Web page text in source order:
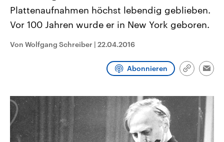
September 2026 einen neuen
Bundesland von einer Koalition aus
Umfragen, Prognosen,
Wahlprogramme, aktuelle Berichte
und Kandidaten der anstehenden
gehören die Vereinigten
den mächtigsten Ländern
mit großem Einfluss auf
Plattenaufnahmen höchst lebendig geblieben.
Vor 100 Jahren wurde er in New York geboren.
Von Wolfgang Schreiber | 22.04.2016
Abonnieren
Link